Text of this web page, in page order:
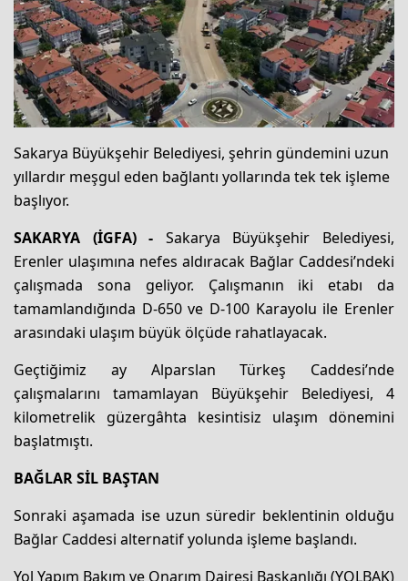
Sakarya Büyükşehir Belediyesi, şehrin gündemini uzun
yıllardır meşgul eden bağlantı yollarında tek tek işleme
başlıyor.
SAKARYA (İGFA) - Sakarya Büyükşehir Belediyesi,
Erenler ulaşımına nefes aldıracak Bağlar Caddesi’ndeki
çalışmada sona geliyor. Çalışmanın iki etabı da
tamamlandığında D-650 ve D-100 Karayolu ile Erenler
arasındaki ulaşım büyük ölçüde rahatlayacak.
Geçtiğimiz ay Alparslan Türkeş Caddesi’nde
çalışmalarını tamamlayan Büyükşehir Belediyesi, 4
kilometrelik güzergâhta kesintisiz ulaşım dönemini
başlatmıştı.
BAĞLAR SİL BAŞTAN
Sonraki aşamada ise uzun süredir beklentinin olduğu
Bağlar Caddesi alternatif yolunda işleme başlandı.
Yol Yapım Bakım ve Onarım Dairesi Başkanlığı (YOLBAK)